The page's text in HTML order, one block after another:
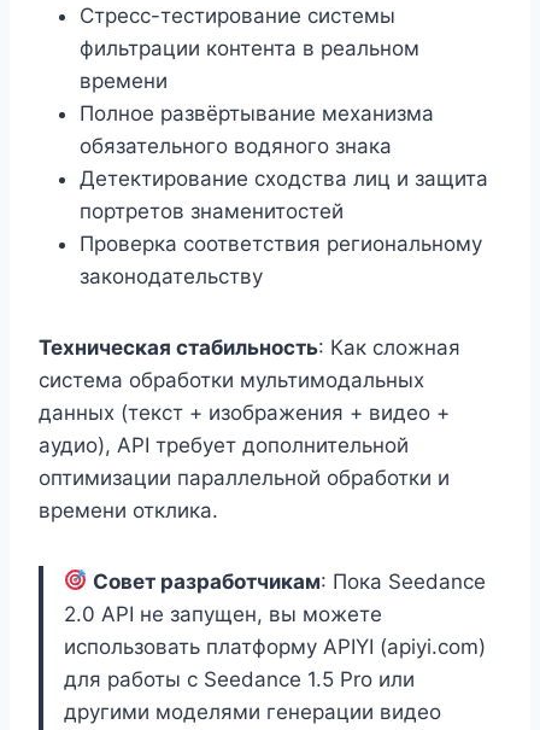
Стресс-тестирование системы
фильтрации контента в реальном
времени
Полное развёртывание механизма
обязательного водяного знака
Детектирование сходства лиц и защита
портретов знаменитостей
Проверка соответствия региональному
законодательству
Техническая стабильность: Как сложная
система обработки мультимодальных
данных (текст + изображения + видео +
аудио), API требует дополнительной
оптимизации параллельной обработки и
времени отклика.
Совет разработчикам: Пока Seedance
2.0 API не запущен, вы можете
использовать платформу APIYI (apiyi.com)
для работы с Seedance 1.5 Pro или
другими моделями генерации видео